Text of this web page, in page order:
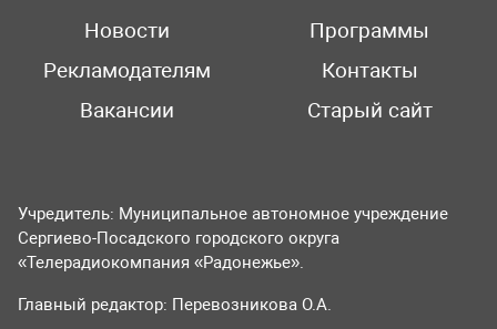
Новости
Программы
Рекламодателям
Контакты
Вакансии
Старый сайт
Учредитель: Муниципальное автономное учреждение
Сергиево-Посадского городского округа
«Телерадиокомпания «Радонежье».
Главный редактор: Перевозникова О.А.